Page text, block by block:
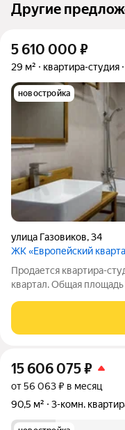
Другие
5 610 000 ₽
29 м² квартира-студия
новостройка
улица Газовиков,34
ЖК «Европейский
Продается квартира-
квартал. Общая
гардероба. В стоимость
варочная поверхность,
15 606 075₽
от 56 063 ₽ в месяц
90,5 м²
3-комн.